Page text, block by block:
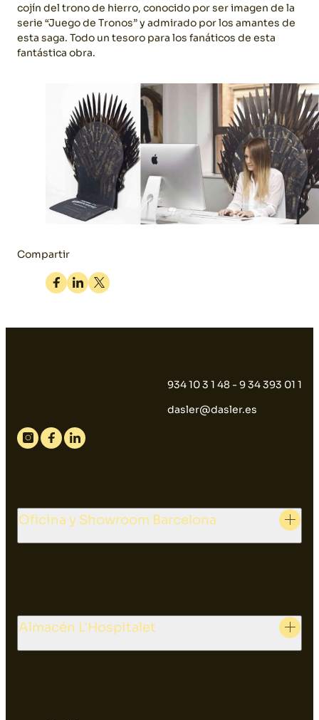
cojín del trono de hierro, conocido por ser imagen de la
serie “Juego de Tronos” y admirado por los amantes de
esta saga. Todo un tesoro para los fanáticos de esta
fantástica obra.
Compartir
Facebook
LinkedinTwitter
934 10 3 1 48 - 9 34 393 01 1
dasler@dasler.es
Instagram
FacebookLinkedin
Oficina y Showroom Barcelona
Almacén L'Hospitalet